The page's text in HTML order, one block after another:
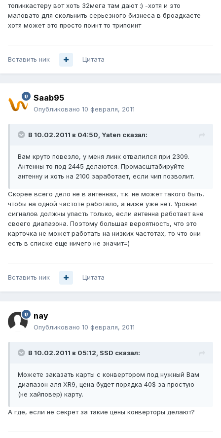
топиккастеру вот хоть 32мега там дают :) -хотя и это
маловато для скольнить серьезного бизнеса в броадкасте
хотя может это просто поинт то трипоинт
Вставить ник Цитата
Saab95
Опубликовано 10 февраля, 2011
В 10.02.2011 в 04:50, Yaten сказал:
Вам круто повезло, у меня линк отвалился при 2309.
Антенны то под 2445 делаются. Промасштабируйте
антенну и хоть на 2100 заработает, если чип позволит.
Скорее всего дело не в антеннах, т.к. не может такого быть,
чтобы на одной частоте работало, а ниже уже нет. Уровни
сигналов должны упасть только, если антенна работает вне
своего диапазона. Поэтому большая вероятность, что это
карточка не может работать на низких частотах, то что они
есть в списке еще ничего не значит=)
Вставить ник Цитата
nay
Опубликовано 10 февраля, 2011
В 10.02.2011 в 05:12, SSD сказал:
Можете заказать карты с конвертором под нужный Вам
диапазон аля XR9, цена будет порядка 40$ за простую
(не хайповер) карту.
А где, если не секрет за такие цены конверторы делают?